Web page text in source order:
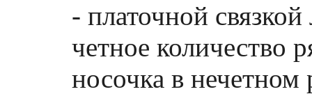
- платочной
четное количество
носочка в нечетном